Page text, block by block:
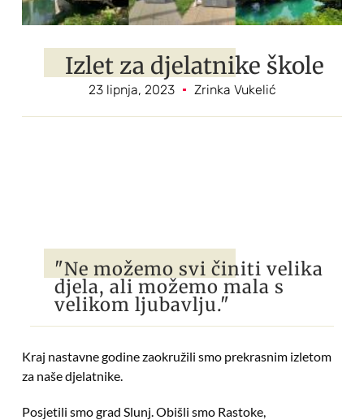
Izlet za djelatnike škole
23 lipnja, 2023 Zrinka Vukelić
"Ne možemo svi činiti velika
djela, ali možemo mala s
velikom ljubavlju."
Kraj nastavne godine zaokružili smo prekrasnim izletom
za naše djelatnike.
Posjetili smo grad Slunj. Obišli smo Rastoke,